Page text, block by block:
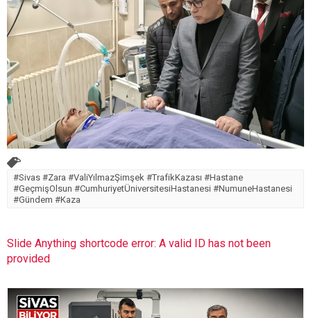
#Sivas #Zara #ValiYılmazŞimşek #TrafikKazası #Hastane
#GeçmişOlsun #CumhuriyetÜniversitesiHastanesi #NumuneHastanesi
#Gündem #Kaza
Slide Anything shortcode error: A valid ID has not been
provided